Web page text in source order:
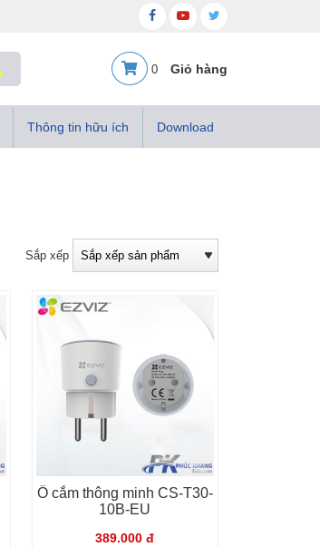
0
Thông tin hữu ích Download
Sắp xếp
Ổ cắm thông minh CS-T30-
10B-EU
389.000 đ